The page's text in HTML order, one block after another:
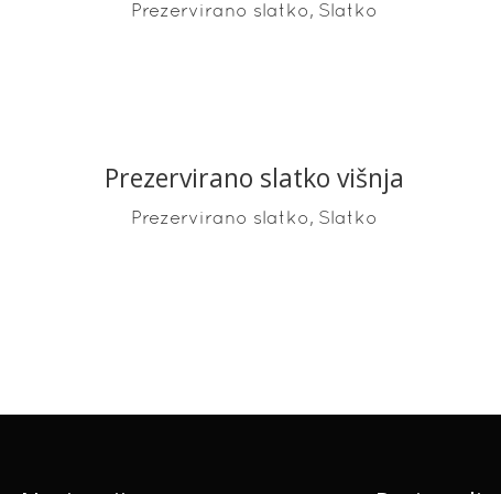
Prezervirano slatko, Slatko
READ MORE
Prezervirano slatko višnja
Prezervirano slatko, Slatko